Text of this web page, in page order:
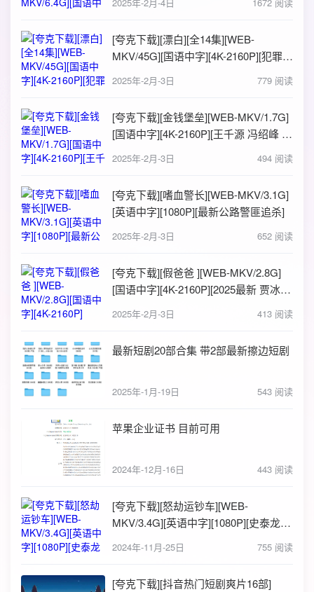
[夸克下载][漂白][全14集][WEB-
MKV/45G][国语中字][4K-2160P][犯罪热
2025年-2月-3日 779 阅读
[夸克下载][金钱堡垒][WEB-MKV/1.7G]
[国语中字][4K-2160P][王千源 冯绍峰 王
2025年-2月-3日 494 阅读
[夸克下载][嗜血警长][WEB-MKV/3.1G]
[英语中字][1080P][最新公路警匪追杀]
2025年-2月-3日 652 阅读
[夸克下载][假爸爸 ][WEB-MKV/2.8G]
[国语中字][4K-2160P][2025最新 贾冰
2025年-2月-3日 413 阅读
最新短剧20部合集 带2部最新擦边短剧
2025年-1月-19日 543 阅读
苹果企业证书 目前可用
2024年-12月-16日 443 阅读
[夸克下载][怒劫运钞车][WEB-
MKV/3.4G][英语中字][1080P][史泰龙最
2024年-11月-25日 755 阅读
[夸克下载][抖音热门短剧爽片16部]